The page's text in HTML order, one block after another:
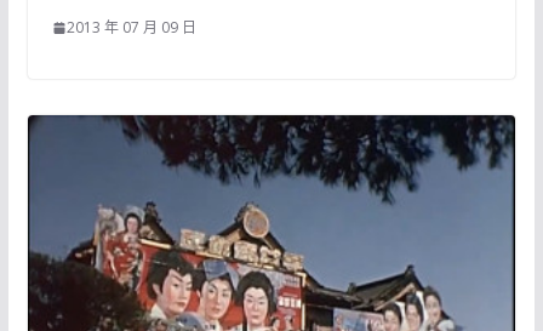
2013 年 07 月 09 日